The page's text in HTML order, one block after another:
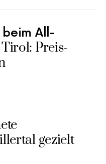
beim All-
Preis-
gezielt